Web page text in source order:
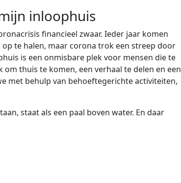
inloophuis
financieel zwaar. Ieder jaar komen
te halen, maar corona trok een streep door
is een onmisbare plek voor mensen die te
om thuis te komen, een verhaal te delen en een
met behulp van behoeftegerichte activiteiten,
staat als een paal boven water. En daar